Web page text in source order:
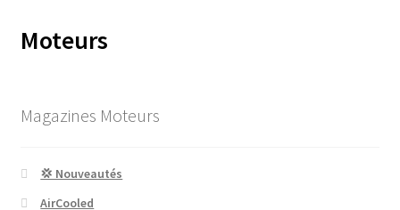
Moteurs
Magazines Moteurs
💢 Nouveautés
AirCooled